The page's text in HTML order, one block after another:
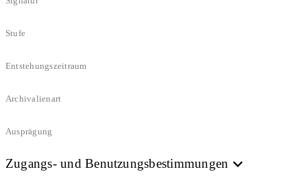
Stufe
Entstehungszeitraum
Archivalienart
Ausprägung
Zugangs- und Benutzungsbestimmungen